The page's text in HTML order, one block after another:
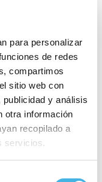
para personalizar
de redes
compartimos
sitio web con
y análisis
otra información
recopilado a
servicios.
del circuito
de alcanzar
de 1.000 €
€ para el 3º.
se pretende
más y más
de la